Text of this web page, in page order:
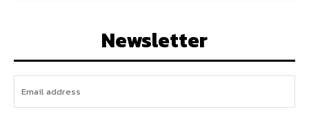
Newsletter